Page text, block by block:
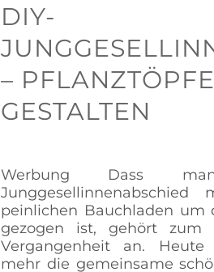
DIY-
– PFLANZTÖPFE
GESTALTEN
Werbung Dass
Junggesellinnenabschied
peinlichen Bauchladen um
gezogen ist, gehört zum
Vergangenheit an.
mehr die gemeinsame